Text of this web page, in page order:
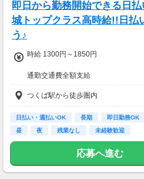
即日から勤務開始できる日
城トップクラス高時給!!日払
う♪
時給 1300円～1850円
通勤交通費全額支給
【週３で…】
・月収207,200円(時給1,850円×8時
【週５で…】
・月収325,600円(時給1,850円×8時
つくば駅から徒歩圏内
日払い・週払いOK 長期 即日勤務OK
昼
夜 残業なし 未経験歓迎
応募へ進む